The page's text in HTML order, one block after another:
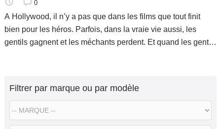
0
A Hollywood, il n’y a pas que dans les films que tout finit
bien pour les héros. Parfois, dans la vraie vie aussi, les
gentils gagnent et les méchants perdent. Et quand les gentils
Filtrer par marque ou par modèle